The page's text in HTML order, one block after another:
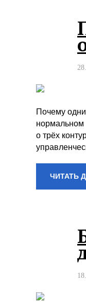
Почему
нормальном
о трёх
ЧИТАТЬ